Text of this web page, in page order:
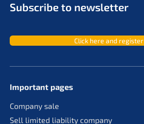
Subscri­be to newsletter
Click here and register
Important pages
Compa­ny sale
Sell limit­ed liabi­li­ty company